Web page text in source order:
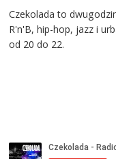
Czekolada to
R'n'B, hip-hop, jazz i
od 20 do 22.